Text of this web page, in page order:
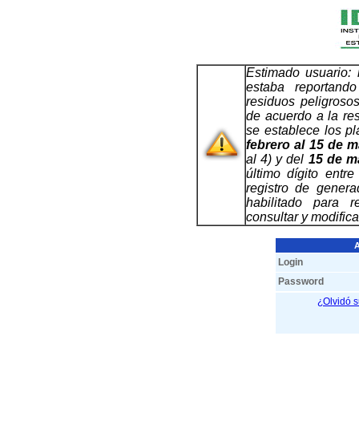
Estimado
estaba
residuos
de acuerdo a la
se establece los
febrero al 15 de
al 4) y del 15 de
último dígito
registro de
habilitado para
consultar y
Login
Password
¿Olvidó